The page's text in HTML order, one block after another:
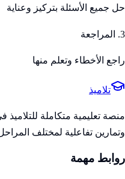
حل جميع الأسئلة بتركيز وعناية
3. المراجعة
راجع الأخطاء وتعلم منها
تلاميذ
منصة تعليمية متكاملة
وتمارين تفاعلية لمختلف
روابط مهمة